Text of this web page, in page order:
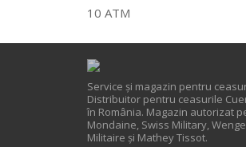
10 ATM
Service și magazin pentru
Distribuitor pentru ceasurile
în România. Magazin autorizat
Mondaine, Swiss Military,
Militaire și Mathey Tissot.